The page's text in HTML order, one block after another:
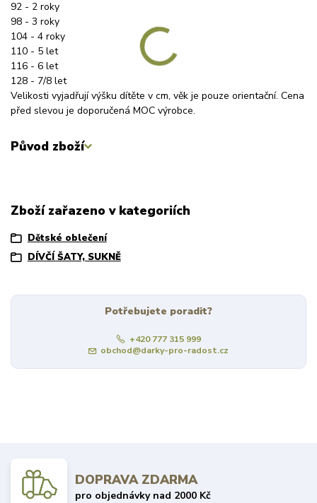
92 - 2 roky
98 - 3 roky
104 - 4 roky
110 - 5 let
116 - 6 let
128 - 7/8 let
Velikosti vyjadřují výšku dítěte v cm, věk je pouze orientační. Cena
před slevou je doporučená MOC výrobce.
Původ zboží
Zboží zařazeno v kategoriích
Dětské oblečení
DÍVČÍ ŠATY, SUKNĚ
Potřebujete poradit?
+420 777 315 999
obchod@darky-pro-radost.cz
DOPRAVA ZDARMA
pro objednávky nad 2000 Kč